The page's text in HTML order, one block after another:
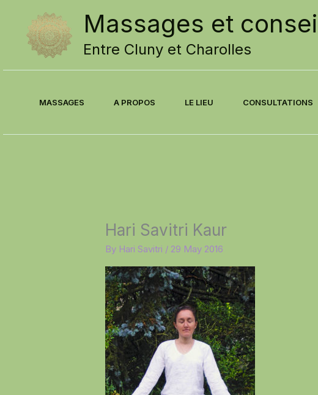
content
Massages et
Entre Cluny et Charolles
MASSAGES A PROPOS LE LIEU CONSULTATIONS
Hari Savitri Kaur
By Hari Savitri / 29 May 2016